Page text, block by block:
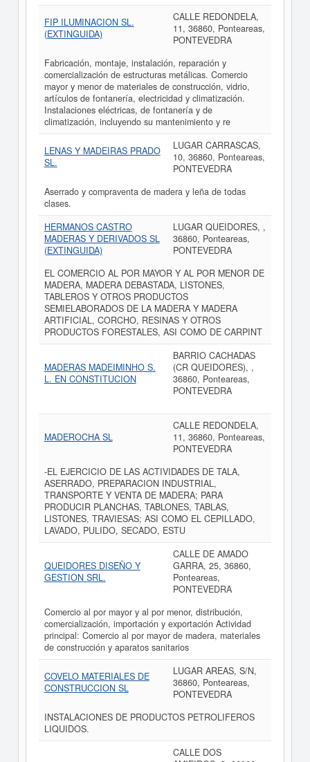
FIP ILUMINACION SL.
(EXTINGUIDA)
CALLE REDONDELA,
11, 36860, Ponteareas,
PONTEVEDRA
Fabricación, montaje, instalación, reparación y
comercialización de estructuras metálicas. Comercio
mayor y menor de materiales de construcción, vidrio,
artículos de fontanería, electricidad y climatización.
Instalaciones eléctricas, de fontanería y de
climatización, incluyendo su mantenimiento y re
LENAS Y MADEIRAS PRADO
SL.
LUGAR CARRASCAS,
10, 36860, Ponteareas,
PONTEVEDRA
Aserrado y compraventa de madera y leña de todas
clases.
HERMANOS CASTRO
MADERAS Y DERIVADOS SL
(EXTINGUIDA)
LUGAR QUEIDORES, ,
36860, Ponteareas,
PONTEVEDRA
EL COMERCIO AL POR MAYOR Y AL POR MENOR DE
MADERA, MADERA DEBASTADA, LISTONES,
TABLEROS Y OTROS PRODUCTOS
SEMIELABORADOS DE LA MADERA Y MADERA
ARTIFICIAL, CORCHO, RESINAS Y OTROS
PRODUCTOS FORESTALES, ASI COMO DE CARPINT
MADERAS MADEIMINHO S.
L. EN CONSTITUCION
BARRIO CACHADAS
(CR QUEIDORES), ,
36860, Ponteareas,
PONTEVEDRA
MADEROCHA SL
CALLE REDONDELA,
11, 36860, Ponteareas,
PONTEVEDRA
-EL EJERCICIO DE LAS ACTIVIDADES DE TALA,
ASERRADO, PREPARACION INDUSTRIAL,
TRANSPORTE Y VENTA DE MADERA; PARA
PRODUCIR PLANCHAS, TABLONES, TABLAS,
LISTONES, TRAVIESAS; ASI COMO EL CEPILLADO,
LAVADO, PULIDO, SECADO, ESTU
QUEIDORES DISEÑO Y
GESTION SRL.
CALLE DE AMADO
GARRA, 25, 36860,
Ponteareas,
PONTEVEDRA
Comercio al por mayor y al por menor, distribución,
comercialización, importación y exportación Actividad
principal: Comercio al por mayor de madera, materiales
de construcción y aparatos sanitarios
COVELO MATERIALES DE
CONSTRUCCION SL
LUGAR AREAS, S/N,
36860, Ponteareas,
PONTEVEDRA
INSTALACIONES DE PRODUCTOS PETROLIFEROS
LIQUIDOS.
CALLE DOS